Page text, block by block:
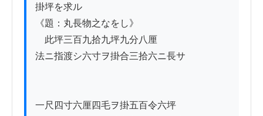
掛坪を求ル
《題：丸長物之なをし》
此坪三百九拾九坪九分八厘
法ニ指渡シ六寸ヲ掛合三拾六ニ長サ
一尺四寸六厘四毛ヲ掛五百令六坪